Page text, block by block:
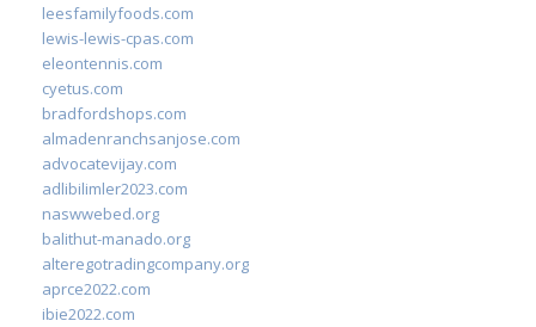
leesfamilyfoods.com
lewis-lewis-cpas.com
eleontennis.com
cyetus.com
bradfordshops.com
almadenranchsanjose.com
advocatevijay.com
adlibilimler2023.com
naswwebed.org
balithut-manado.org
alteregotradingcompany.org
aprce2022.com
ibie2022.com